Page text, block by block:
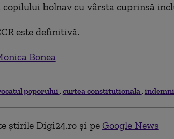
bolnav cu vârsta cuprinsă
este definitivă.
Bonea
poporului curtea constitutionala
știrile Digi24.ro și pe Google News